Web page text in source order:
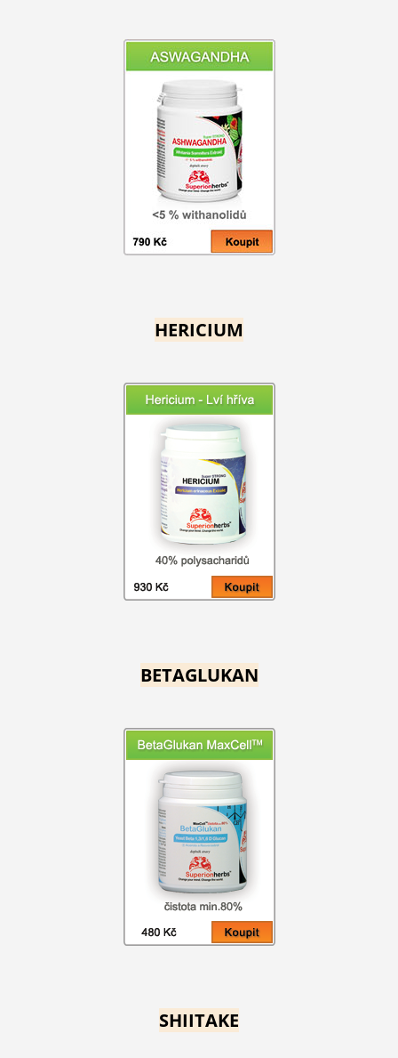
HERICIUM
BETAGLUKAN
SHIITAKE